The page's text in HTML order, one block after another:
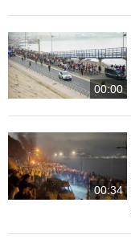
00:00
00:34